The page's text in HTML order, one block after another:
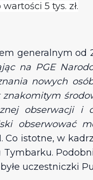
5 tys. zł.
generalnym od
na PGE
nowych
znakomitym
obserwacji i
obserwować
istotne, w
uczestniczki